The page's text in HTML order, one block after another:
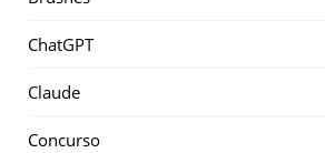
ChatGPT
Claude
Concurso